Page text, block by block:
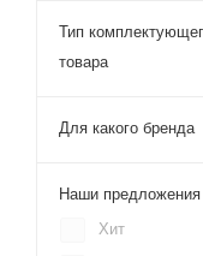
Тип
товара
Для какого бренда
Наши предложения
Хит